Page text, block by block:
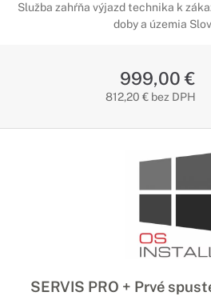
Služba zahŕňa výjazd technika k
doby a územia
999,00 €
812,20 € bez DPH
SERVIS PRO + Prvé